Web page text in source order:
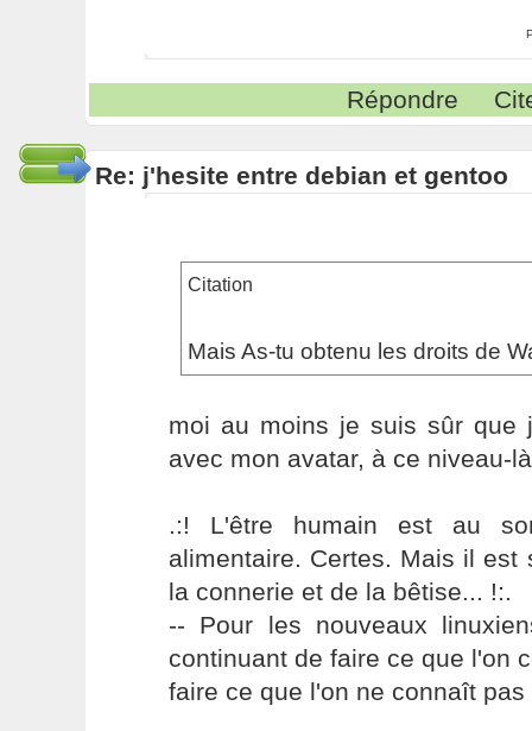
Répondre
Re: j'hesite entre debian et gentoo
Citation
Mais As-tu obtenu les droits de
moi au moins je suis sûr que
avec mon avatar, à ce niveau-
.:! L'être humain est au
alimentaire. Certes. Mais il est
la connerie et de la bêtise... !:.
-- Pour les nouveaux
continuant de faire ce que l'on
faire ce que l'on ne connaît pas